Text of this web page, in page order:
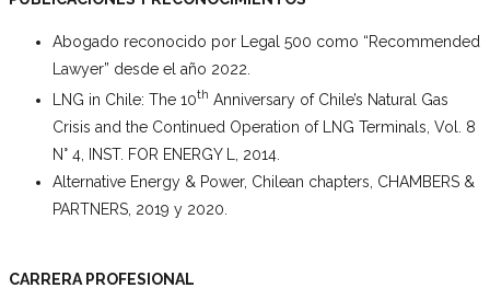
Abogado reconocido por Legal 500 como “Recommended
Lawyer” desde el año 2022.
LNG in Chile: The 10th Anniversary of Chile’s Natural Gas
Crisis and the Continued Operation of LNG Terminals, Vol. 8
N° 4, INST. FOR ENERGY L, 2014.
Alternative Energy & Power, Chilean chapters, CHAMBERS &
PARTNERS, 2019 y 2020.
CARRERA PROFESIONAL